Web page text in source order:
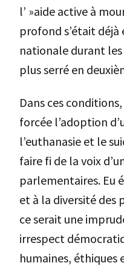
l’ »aide active à
profond s’était déjà
nationale durant
plus serré en
Dans ces
forcée l’adoption
l’euthanasie et le
faire fi de la voix
parlementaires. Eu
et à la diversité des
ce serait une
irrespect
humaines, éthiques